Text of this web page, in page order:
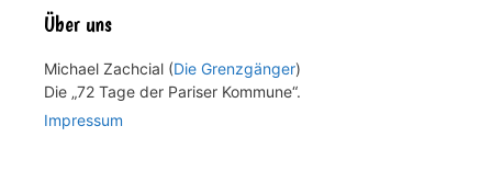
Über uns
Michael Zachcial (Die Grenzgänger)
Die „72 Tage der Pariser Kommune“.
Impressum